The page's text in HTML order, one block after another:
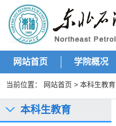
网站首页 学院概况
当前位置： 网站首页 > 本科生教育
本科生教育